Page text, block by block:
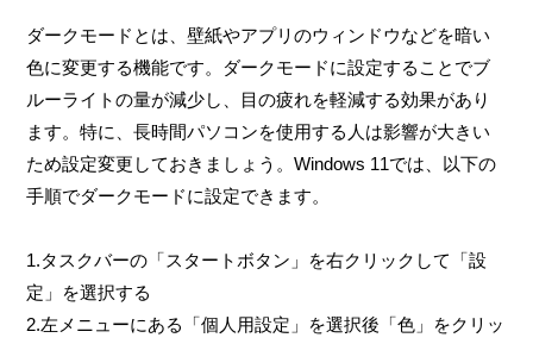
ダークモードとは、壁紙やアプリのウィンドウなどを暗い
色に変更する機能です。ダークモードに設定することでブ
ルーライトの量が減少し、目の疲れを軽減する効果があり
ます。特に、長時間パソコンを使用する人は影響が大きい
ため設定変更しておきましょう。Windows 11では、以下の
手順でダークモードに設定できます。
1.タスクバーの「スタートボタン」を右クリックして「設
定」を選択する
2.左メニューにある「個人用設定」を選択後「色」をクリッ